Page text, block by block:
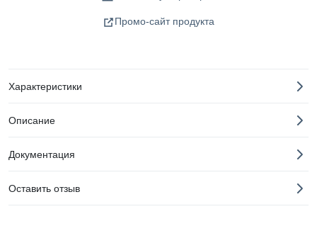
Промо-сайт продукта
Характеристики
Описание
Документация
Оставить отзыв